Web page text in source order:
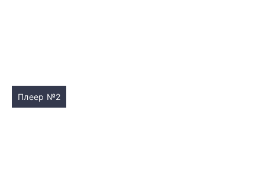
Плеер №2